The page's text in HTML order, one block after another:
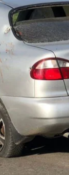
прокуратура
Лисак.